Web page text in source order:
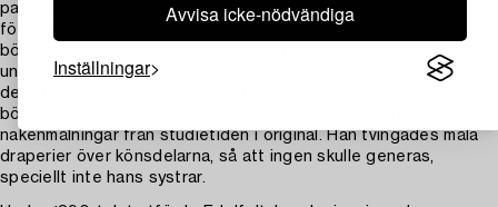
Avvisa icke-nödvändiga
Inställningar
parisersalongen kallad ”Le Nu”. Den första katalogens pärmbild
förbjöds i gatuförsäljningen i Paris och publicisterna blev
bötdömda. Gränsen mellan erotik och mytologi var ständigt
under debatt bland konstpubliken i Europa och i bokhandlar var
det strängt förbjudet att sälja fotografier, postkort eller
böcker med nakna figurer. I Finland t.ex. visades inte Edelfelts
nakenmålningar från studietiden i original. Han tvingades måla
draperier över könsdelarna, så att ingen skulle generas,
speciellt inte hans systrar.